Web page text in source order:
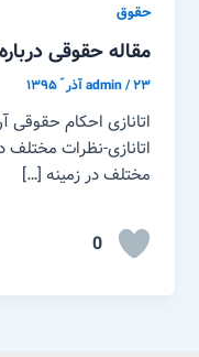
حقوق
مقاله حقوقی
admin/۲۳ آذر ّ ۱۳۹۵
اتانازی احکام حقوقی
اتانازی-نظرات مختلف
مختلف در زمینه […]
0